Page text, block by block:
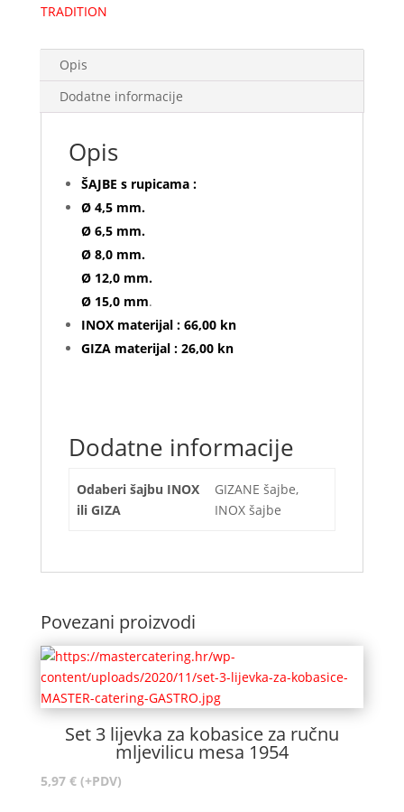
TRADITION
Opis
Dodatne informacije
Opis
ŠAJBE s rupicama :
Ø 4,5 mm.
Ø 6,5 mm.
Ø 8,0 mm.
Ø 12,0 mm.
Ø 15,0 mm.
INOX materijal : 66,00 kn
GIZA materijal : 26,00 kn
Dodatne informacije
Odaberi šajbu INOX
ili GIZA
GIZANE šajbe,
INOX šajbe
Povezani proizvodi
Set 3 lijevka za kobasice za ručnu
mljevilicu mesa 1954
5,97 € (+PDV)